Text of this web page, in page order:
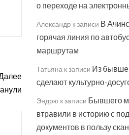
о переходе на
Александр к записи В
горячая линия по
маршрутам
Татьянак записи Из
сделают культурно-
Эндрю к записи Бывшего
втравили в историю с
документов в пользу